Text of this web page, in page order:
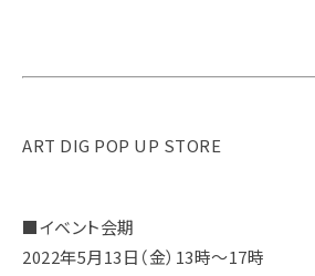
ART DIG POP UP STORE
■イベント会期
2022年5月13日（金）13時～17時